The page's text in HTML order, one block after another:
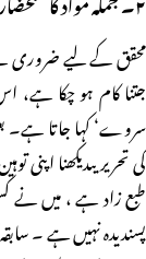
محقق کے لیے ضروری
جتنا کام ہو چکا
سروے‘ کہا جاتا
کی تحریریںدیکھنا اپنی
طبع زاد ہے ، میں نے
پسندیدہ نہیں ہے ۔